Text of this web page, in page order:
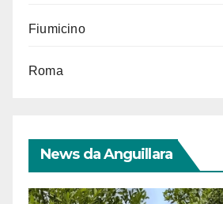
Fiumicino
Roma
News da Anguillara